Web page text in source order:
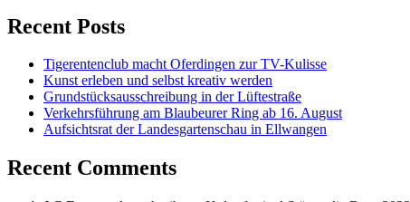
Recent Posts
Tigerentenclub macht Oferdingen zur TV-Kulisse
Kunst erleben und selbst kreativ werden
Grundstücksausschreibung in der Lüftestraße
Verkehrsführung am Blaubeurer Ring ab 16. August
Aufsichtsrat der Landesgartenschau in Ellwangen
Recent Comments